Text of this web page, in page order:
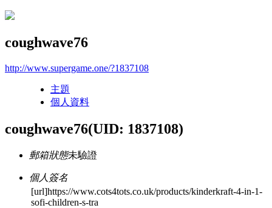
coughwave76
http://www.supergame.one/?1837108
主題
個人資料
coughwave76(UID: 1837108)
郵箱狀態未驗證
個人簽名
[url]https://www.cots4tots.co.uk/products/kinderkraft-4-in-1-
sofi-children-s-tra